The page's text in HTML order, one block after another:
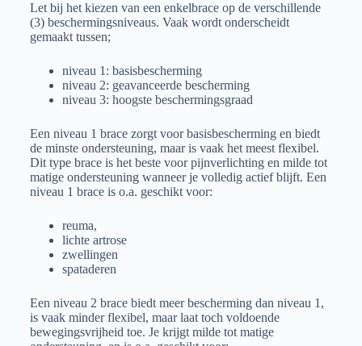
Let bij het kiezen van een enkelbrace op de verschillende
(3) beschermingsniveaus. Vaak wordt onderscheidt
gemaakt tussen;
niveau 1: basisbescherming
niveau 2: geavanceerde bescherming
niveau 3: hoogste beschermingsgraad
Een niveau 1 brace zorgt voor basisbescherming en biedt
de minste ondersteuning, maar is vaak het meest flexibel.
Dit type brace is het beste voor pijnverlichting en milde tot
matige ondersteuning wanneer je volledig actief blijft. Een
niveau 1 brace is o.a. geschikt voor:
reuma,
lichte artrose
zwellingen
spataderen
Een niveau 2 brace biedt meer bescherming dan niveau 1,
is vaak minder flexibel, maar laat toch voldoende
bewegingsvrijheid toe. Je krijgt milde tot matige